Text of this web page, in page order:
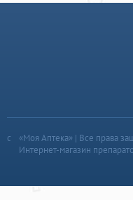
«Моя Аптека» | Все права
Интернет-магазин